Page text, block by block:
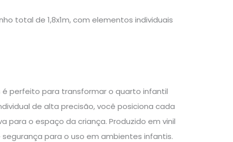
total de 1,8x1m, com elementos individuais
é perfeito para transformar o quarto infantil
de alta precisão, você posiciona cada
para o espaço da criança. Produzido em vinil
para o uso em ambientes infantis.